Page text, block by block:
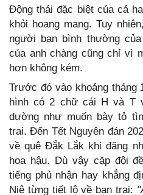
Động thái đặc biệt của cả
khỏi hoang mang. Tuy
người bạn bình thường
của anh chàng cũng chỉ vì
hơn không kém.
Trước đó vào khoảng tháng
hình có 2 chữ cái H và T
dường như muốn bày tỏ
trai. Đến Tết Nguyên đán
về quê Đắk Lắk khi đăng
hoa hậu. Dù vậy cặp đội
tiếng phủ nhận hay khẳng
Niê từng tiết lộ về bạn trai: